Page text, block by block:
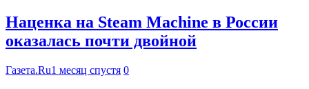
Наценка на Steam Machine в России
оказалась почти двойной
Газета.Ru1 месяц спустя 0